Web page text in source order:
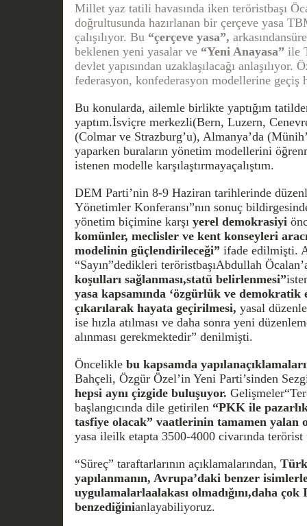
Millet yaz tatili havasında iken teröristbaşı
doğrultusunda hazırlanan bir çerçeve yasa
çalışılıyor. Bu “çerçeve yasa”,
beklenen yeni yasalar ve“Yeni Anayasa” ile
devlet yapısından uzaklaşılacağı anlaşılıyor.
federasyon, konfederasyon modellerine geçiş
Bu konularda, ailemle birlikte yaptığım
yaptım.İsviçre merkezli(Bern, Luzern,
(Colmar ve Strazburg’u), Almanya’da
yaparken buraların yönetim modellerini
istenen modelle karşılaştırmayaçalıştım.
DEM Parti’nin 8-9 Haziran tarihlerinde
Yönetimler Konferansı”nın sonuç
yönetim biçimine karşı yerel demokrasiyi
komünler, meclisler ve kent konseyleri
modelinin güçlendirileceği”ifade edilmişti.
“Sayın”dedikleri teröristbaşıAbdullah
koşulları sağlanması,statü belirlenmesi”
yasa kapsamında ‘özgürlük ve demokratik
çıkarılarak hayata geçirilmesi, yasal
ise hızla atılması ve daha sonra yeni
alınması gerekmektedir” denilmişti.
Öncelikle bu kapsamda
Bahçeli, Özgür Özel’in Yeni Parti’sinden
hepsi aynı çizgide buluşuyor.
başlangıcında dile getirilen “PKK ile
tasfiye olacak” vaatlerinin tamamen yalan
yasa ileilk etapta 3500-4000 civarında
“Süreç” taraftarlarının açıklamalarından,
yapılanmanın, Avrupa’daki benzer
uygulamalarlaalakası olmadığını,daha
benzediğinianlayabiliyoruz.